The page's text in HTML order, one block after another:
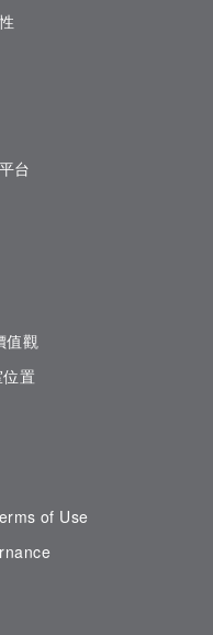
台
值觀
置
of Use